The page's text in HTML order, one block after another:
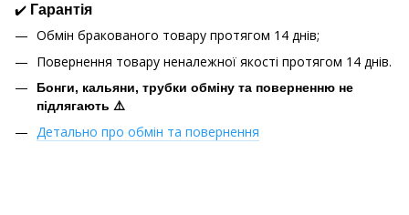
✔️ Гарантія
Обмін бракованого товару протягом 14 днів;
Повернення товару неналежної якості протягом 14 днів.
Бонги, кальяни, трубки обміну та поверненню не
підлягають ⚠️
Детально про обмін та повернення